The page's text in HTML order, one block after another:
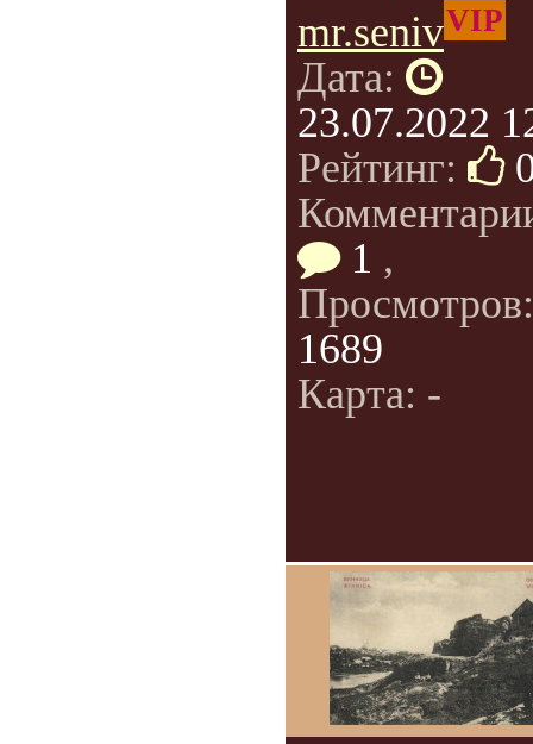
mr.senivVIP
Дата:
23.07.2022
Рейтинг:
1 ,
1689
Карта: -